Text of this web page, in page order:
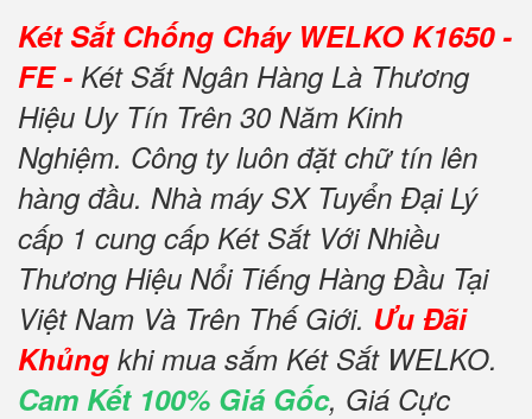
Két Sắt Chống Cháy WELKO K1650 -
FE - Két Sắt Ngân Hàng Là Thương
Hiệu Uy Tín Trên 30 Năm Kinh
Nghiệm. Công ty luôn đặt chữ tín lên
hàng đầu. Nhà máy SX Tuyển Đại Lý
cấp 1 cung cấp Két Sắt Với Nhiều
Thương Hiệu Nổi Tiếng Hàng Đầu Tại
Việt Nam Và Trên Thế Giới. Ưu Đãi
Khủng khi mua sắm Két Sắt WELKO.
Cam Kết 100% Giá Gốc, Giá Cực